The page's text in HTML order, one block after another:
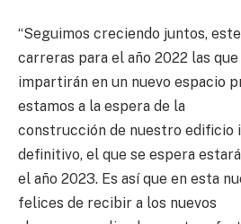
“Seguimos creciendo juntos,
carreras para el año 2022 las que
impartirán en un nuevo espacio
estamos a la espera de la
construcción de nuestro edificio
definitivo, el que se espera
el año 2023. Es así que en esta
felices de recibir a los nuevos